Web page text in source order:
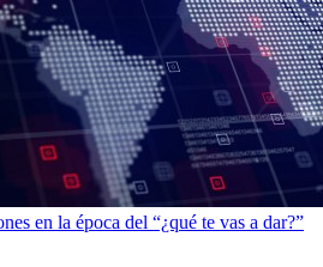
en la época del “¿qué te vas a dar?”